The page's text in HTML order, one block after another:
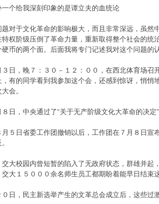
一个给我深刻印象的是谭立夫的血统论
于文化革命的影响极大，而且非常深远，虽然
权阶级压倒了革命力量，重新取得整个社会的
硬币的两个面。后面我将专门记述我对这个问题的认
３日，晚７：３０－１２：００，在西北体育场
，有的同学看到我参加这个会，还感到惊讶，悄悄
会。
８日，中央通过了“关于无产阶级文化大革命的决定
日省委工作团撤销以后，工作团在７月８日宣
校园内曾短暂的陷入了无政府状态，群雄并起
大１５０００余名师生员工都期盼着能早日结束
，民主新选举产生的文革总会成立后，这些过激